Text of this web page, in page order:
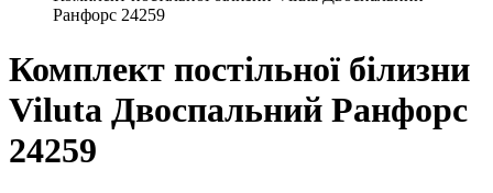
Ранфорс 24259
Комплект постільної білизни
Viluta Двоспальний Ранфорс
24259